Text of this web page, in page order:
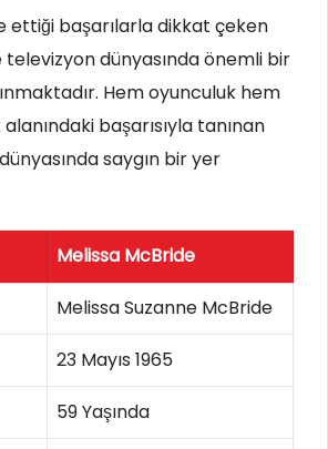
ettiği başarılarla dikkat çeken
televizyon dünyasında önemli bir
Hem oyunculuk hem
başarısıyla tanınan
saygın bir yer
Melissa McBride
Melissa Suzanne McBride
23 Mayıs 1965
59 Yaşında